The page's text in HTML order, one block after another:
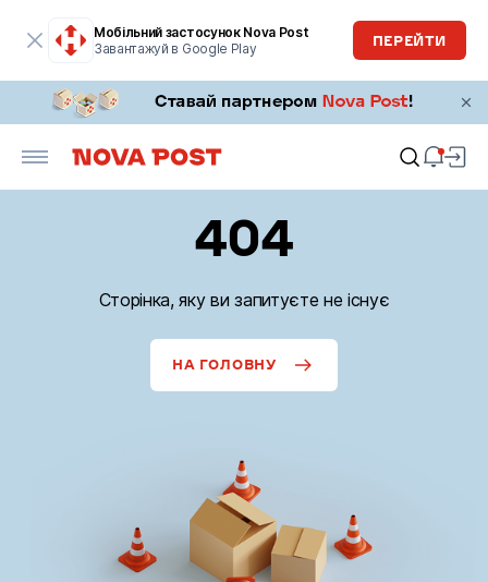
Мобільний застосунок Nova Post
Завантажуй в Google Play
ПЕРЕЙТИ
404
Сторінка, яку ви запитуєте не існує
НА ГОЛОВНУ